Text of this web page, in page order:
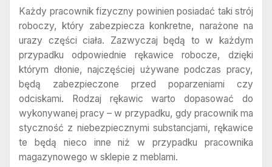
Każdy pracownik fizyczny powinien posiadać taki strój
roboczy, który zabezpiecza konkretne, narażone na
urazy części ciała. Zazwyczaj będą to w każdym
przypadku odpowiednie rękawice robocze, dzięki
którym dłonie, najczęściej używane podczas pracy,
będą zabezpieczone przed poparzeniami czy
odciskami. Rodzaj rękawic warto dopasować do
wykonywanej pracy – w przypadku, gdy pracownik ma
styczność z niebezpiecznymi substancjami, rękawice
te będą nieco inne niż w przypadku pracownika
magazynowego w sklepie z meblami.